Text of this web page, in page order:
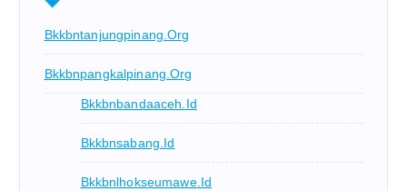
Bkkbntanjungpinang.org
Bkkbnpangkalpinang.org
Bkkbnbandaaceh.id
Bkkbnsabang.id
Bkkbnlhokseumawe.id